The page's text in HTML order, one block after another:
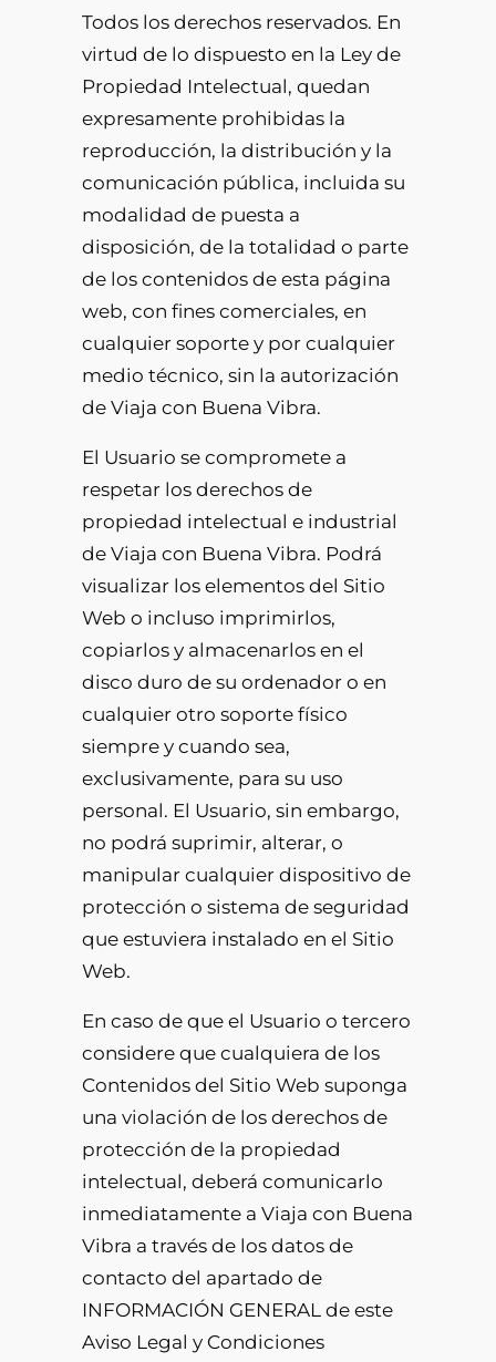
Todos los derechos reservados. En
virtud de lo dispuesto en la Ley de
Propiedad Intelectual, quedan
expresamente prohibidas la
reproducción, la distribución y la
comunicación pública, incluida su
modalidad de puesta a
disposición, de la totalidad o parte
de los contenidos de esta página
web, con fines comerciales, en
cualquier soporte y por cualquier
medio técnico, sin la autorización
de Viaja con Buena Vibra.
El Usuario se compromete a
respetar los derechos de
propiedad intelectual e industrial
de Viaja con Buena Vibra. Podrá
visualizar los elementos del Sitio
Web o incluso imprimirlos,
copiarlos y almacenarlos en el
disco duro de su ordenador o en
cualquier otro soporte físico
siempre y cuando sea,
exclusivamente, para su uso
personal. El Usuario, sin embargo,
no podrá suprimir, alterar, o
manipular cualquier dispositivo de
protección o sistema de seguridad
que estuviera instalado en el Sitio
Web.
En caso de que el Usuario o tercero
considere que cualquiera de los
Contenidos del Sitio Web suponga
una violación de los derechos de
protección de la propiedad
intelectual, deberá comunicarlo
inmediatamente a Viaja con Buena
Vibra a través de los datos de
contacto del apartado de
INFORMACIÓN GENERAL de este
Aviso Legal y Condiciones